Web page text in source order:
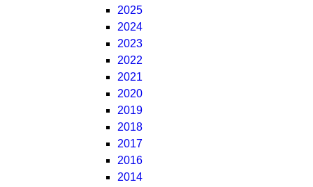
2025
2024
2023
2022
2021
2020
2019
2018
2017
2016
2014